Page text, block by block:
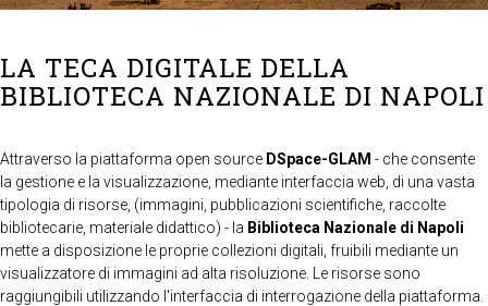
LA TECA DIGITALE DELLA
BIBLIOTECA NAZIONALE DI NAPOLI
Attraverso la piattaforma open source DSpace-GLAM - che consente
la gestione e la visualizzazione, mediante interfaccia web, di una vasta
tipologia di risorse, (immagini, pubblicazioni scientifiche, raccolte
bibliotecarie, materiale didattico) - la Biblioteca Nazionale di Napoli
mette a disposizione le proprie collezioni digitali, fruibili mediante un
visualizzatore di immagini ad alta risoluzione. Le risorse sono
raggiungibili utilizzando l'interfaccia di interrogazione della piattaforma.